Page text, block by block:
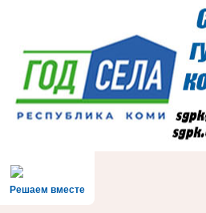
Решаем вместе